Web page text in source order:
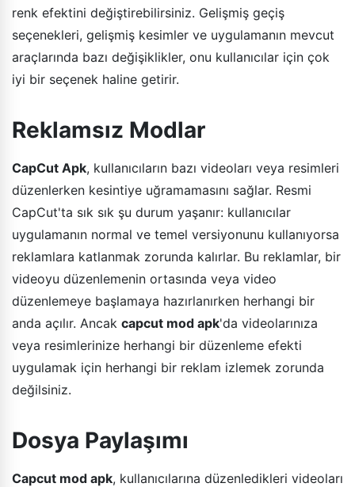
renk efektini değiştirebilirsiniz. Gelişmiş geçiş
seçenekleri, gelişmiş kesimler ve uygulamanın mevcut
araçlarında bazı değişiklikler, onu kullanıcılar için çok
iyi bir seçenek haline getirir.
Reklamsız Modlar
CapCut Apk, kullanıcıların bazı videoları veya resimleri
düzenlerken kesintiye uğramamasını sağlar. Resmi
CapCut'ta sık sık şu durum yaşanır: kullanıcılar
uygulamanın normal ve temel versiyonunu kullanıyorsa
reklamlara katlanmak zorunda kalırlar. Bu reklamlar, bir
videoyu düzenlemenin ortasında veya video
düzenlemeye başlamaya hazırlanırken herhangi bir
anda açılır. Ancak capcut mod apk'da videolarınıza
veya resimlerinize herhangi bir düzenleme efekti
uygulamak için herhangi bir reklam izlemek zorunda
değilsiniz.
Dosya Paylaşımı
Capcut mod apk, kullanıcılarına düzenledikleri videoları